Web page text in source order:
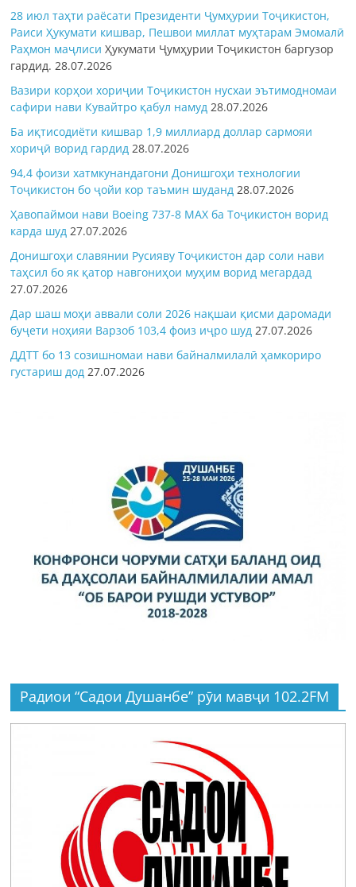
28 июл таҳти раёсати Президенти Ҷумҳурии Тоҷикистон,
Раиси Ҳукумати кишвар, Пешвои миллат муҳтарам Эмомалӣ
Раҳмон маҷлисиҲукумати Ҷумҳурии Тоҷикистон баргузор
гардид.28.07.2026
Вазири корҳои хориҷии Тоҷикистон нусхаи эътимодномаи
сафири нави Кувайтро қабул намуд 28.07.2026
Ба иқтисодиёти кишвар 1,9 миллиард доллар сармояи
хориҷӣ ворид гардид 28.07.2026
94,4 фоизи хатмкунандагони Донишгоҳи технологии
Тоҷикистон бо ҷойи кор таъмин шуданд 28.07.2026
Ҳавопаймои нави Boeing 737-8 MAX ба Тоҷикистон ворид
карда шуд 27.07.2026
Донишгоҳи славянии Русияву Тоҷикистон дар соли нави
таҳсил бо як қатор навгониҳои муҳим ворид мегардад
27.07.2026
Дар шаш моҳи аввали соли 2026 нақшаи қисми даромади
буҷети ноҳияи Варзоб 103,4 фоиз иҷро шуд 27.07.2026
ДДТТ бо 13 созишномаи нави байналмилалӣ ҳамкориро
густариш дод 27.07.2026
Радиои “Садои Душанбе” рӯи мавҷи 102.2FM